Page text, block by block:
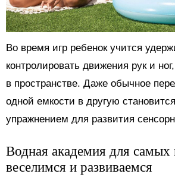
Во время игр ребенок учится
контролировать движения рук и
в пространстве. Даже обычное
одной емкости в другую
упражнением для развития
Водная академия для самых
веселимся и развиваемся